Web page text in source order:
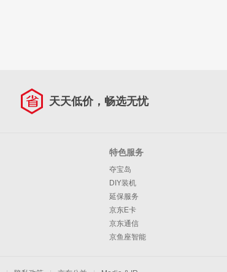
天天低价，畅选无忧
特色服务
夺宝岛
DIY装机
延保服务
京东E卡
京东通信
京鱼座智能